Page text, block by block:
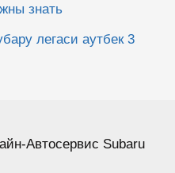
знать
легаси аутбек 3
Автосервис Subaru